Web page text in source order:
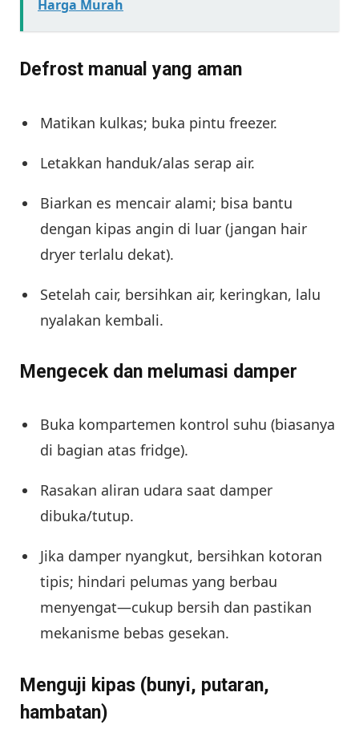
Harga Murah
Defrost manual yang aman
Matikan kulkas; buka pintu freezer.
Letakkan handuk/alas serap air.
Biarkan es mencair alami; bisa bantu
dengan kipas angin di luar (jangan hair
dryer terlalu dekat).
Setelah cair, bersihkan air, keringkan, lalu
nyalakan kembali.
Mengecek dan melumasi damper
Buka kompartemen kontrol suhu (biasanya
di bagian atas fridge).
Rasakan aliran udara saat damper
dibuka/tutup.
Jika damper nyangkut, bersihkan kotoran
tipis; hindari pelumas yang berbau
menyengat—cukup bersih dan pastikan
mekanisme bebas gesekan.
Menguji kipas (bunyi, putaran,
hambatan)